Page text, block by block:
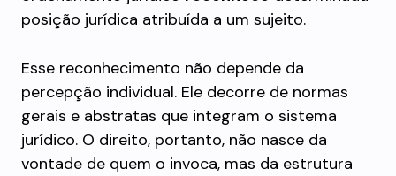
posição jurídica atribuída a um sujeito.
Esse reconhecimento não depende da
percepção individual. Ele decorre de normas
gerais e abstratas que integram o sistema
jurídico. O direito, portanto, não nasce da
vontade de quem o invoca, mas da estrutura